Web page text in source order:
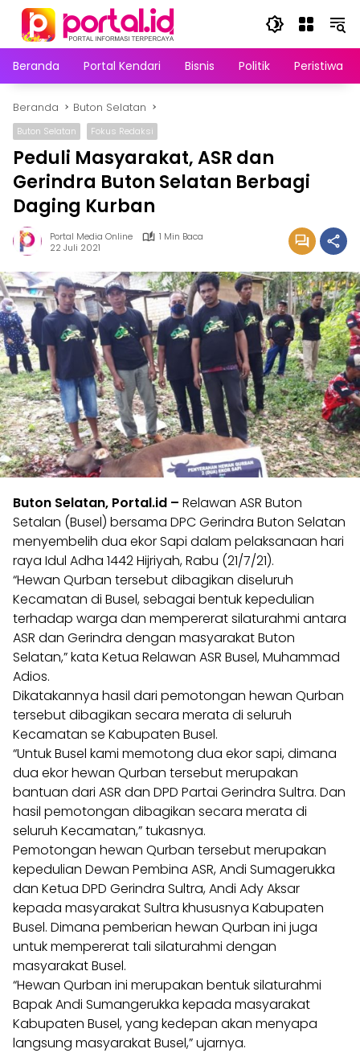
Langsung
konten
Beranda
Portal Kendari Bisnis Politik Peristiwa
Beranda Buton Selatan
Buton Selatan Fokus Redaksi
Peduli Masyarakat, ASR dan
Gerindra Buton Selatan Berbagi
Daging Kurban
Portal Media Online
1 Min Baca
22 Juli 2021
Buton Selatan, Portal.id – Relawan ASR Buton
Setalan (Busel) bersama DPC Gerindra Buton Selatan
menyembelih dua ekor Sapi dalam pelaksanaan hari
raya Idul Adha 1442 Hijriyah, Rabu (21/7/21).
“Hewan Qurban tersebut dibagikan diseluruh
Kecamatan di Busel, sebagai bentuk kepedulian
terhadap warga dan mempererat silaturahmi antara
ASR dan Gerindra dengan masyarakat Buton
Selatan,” kata Ketua Relawan ASR Busel, Muhammad
Adios.
Dikatakannya hasil dari pemotongan hewan Qurban
tersebut dibagikan secara merata di seluruh
Kecamatan se Kabupaten Busel.
“Untuk Busel kami memotong dua ekor sapi, dimana
dua ekor hewan Qurban tersebut merupakan
bantuan dari ASR dan DPD Partai Gerindra Sultra. Dan
hasil pemotongan dibagikan secara merata di
seluruh Kecamatan,” tukasnya.
Pemotongan hewan Qurban tersebut merupakan
kepedulian Dewan Pembina ASR, Andi Sumagerukka
dan Ketua DPD Gerindra Sultra, Andi Ady Aksar
kepada masyarakat Sultra khususnya Kabupaten
Busel. Dimana pemberian hewan Qurban ini juga
untuk mempererat tali silaturahmi dengan
masyarakat Busel.
“Hewan Qurban ini merupakan bentuk silaturahmi
Bapak Andi Sumangerukka kepada masyarakat
Kabupaten Busel, yang kedepan akan menyapa
langsung masyarakat Busel,” ujarnya.